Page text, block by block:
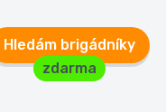
Hledám brigádníky
zdarma